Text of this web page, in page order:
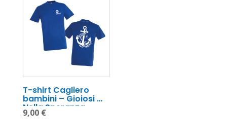
T-shirt Cagliero
bambini – Gioiosi
Nella Speranza
9,00 €